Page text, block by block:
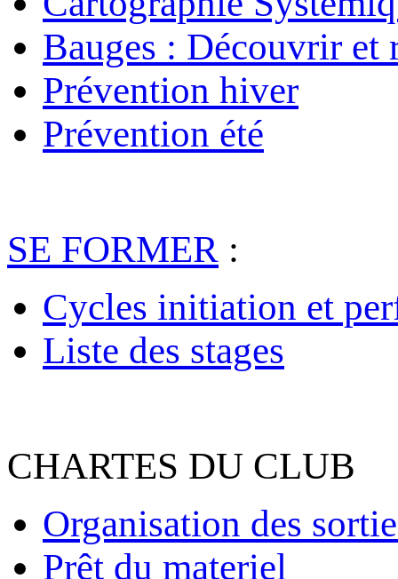
Bauges : Découvrir et
Prévention hiver
Prévention été
SE FORMER :
Cycles initiation et
Liste des stages
CHARTES DU CLUB
Organisation des
Prêt du materiel